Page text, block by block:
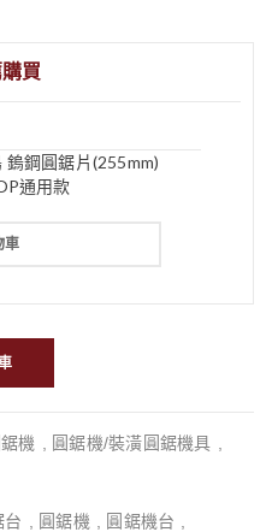
買
鎢鋼圓鋸片(255mm)
通用款
車
機 圓鋸機/裝潢圓鋸機具
台 圓鋸機 圓鋸機台